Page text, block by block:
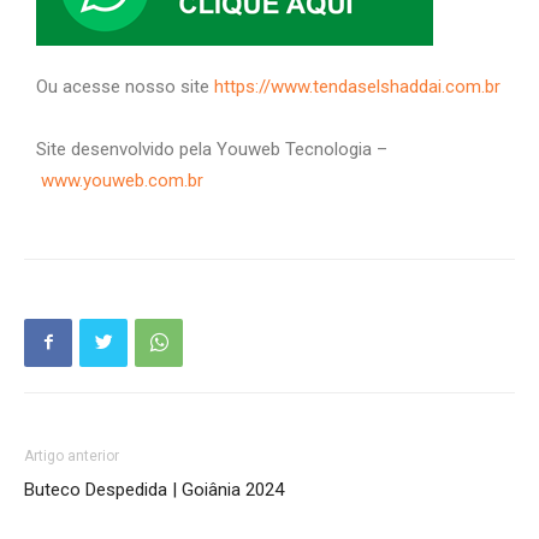
Ou acesse nosso site https://www.tendaselshaddai.com.br
Site desenvolvido pela Youweb Tecnologia –
www.youweb.com.br
Artigo anterior
Buteco Despedida | Goiânia 2024